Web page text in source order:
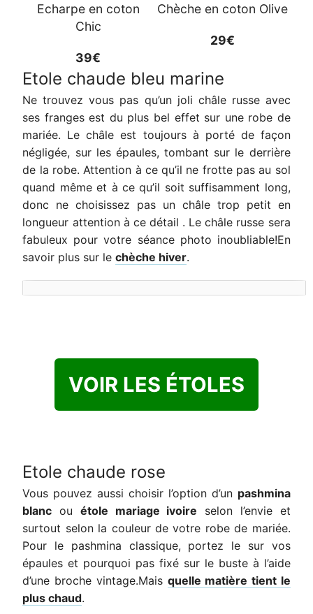
Echarpe en coton
Chic
39€
Chèche en coton Olive
29€
Etole chaude bleu marine
Ne trouvez vous pas qu’un joli châle russe avec
ses franges est du plus bel effet sur une robe de
mariée. Le châle est toujours à porté de façon
négligée, sur les épaules, tombant sur le derrière
de la robe. Attention à ce qu’il ne frotte pas au sol
quand même et à ce qu’il soit suffisamment long,
donc ne choisissez pas un châle trop petit en
longueur attention à ce détail . Le châle russe sera
fabuleux pour votre séance photo inoubliable!En
savoir plus sur lechèche hiver.
VOIR LES ÉTOLES
Etole chaude rose
Vous pouvez aussi choisir l’option d’un pashmina
blanc ou étole mariage ivoire selon l’envie et
surtout selon la couleur de votre robe de mariée.
Pour le pashmina classique, portez le sur vos
épaules et pourquoi pas fixé sur le buste à l’aide
d’une broche vintage.Mais quelle matière tient le
plus chaud.